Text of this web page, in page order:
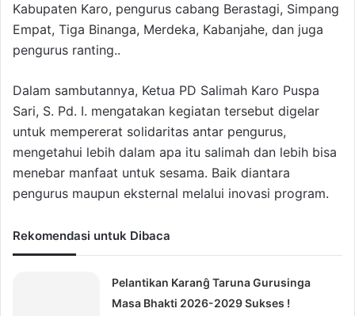
Kabupaten Karo, pengurus cabang Berastagi, Simpang
Empat, Tiga Binanga, Merdeka, Kabanjahe, dan juga
pengurus ranting..
Dalam sambutannya, Ketua PD Salimah Karo Puspa
Sari, S. Pd. I. mengatakan kegiatan tersebut digelar
untuk mempererat solidaritas antar pengurus,
mengetahui lebih dalam apa itu salimah dan lebih bisa
menebar manfaat untuk sesama. Baik diantara
pengurus maupun eksternal melalui inovasi program.
Rekomendasi untuk Dibaca
Pelantikan Karanĝ Taruna Gurusinga
Masa Bhakti 2026-2029 Sukses !